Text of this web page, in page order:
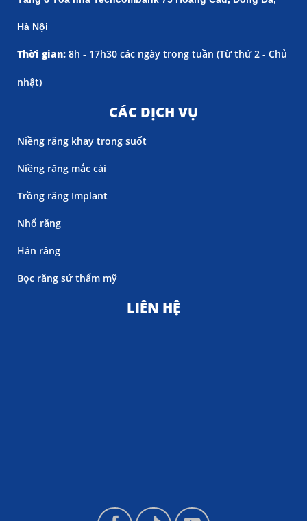
Hà Nội
Thời gian: 8h - 17h30 các ngày trong tuần (Từ thứ 2 - Chủ
nhật)
CÁC DỊCH VỤ
Niềng răng khay trong suốt
Niềng răng mắc cài
Trồng răng Implant
Nhổ răng
Hàn răng
Bọc răng sứ thẩm mỹ
LIÊN HỆ